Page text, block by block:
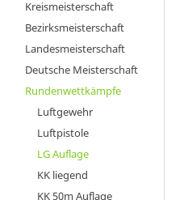
Kreismeisterschaft
Bezirksmeisterschaft
Landesmeisterschaft
Deutsche Meisterschaft
Rundenwettkämpfe
Luftgewehr
Luftpistole
LG Auflage
KK liegend
KK 50m Auflage